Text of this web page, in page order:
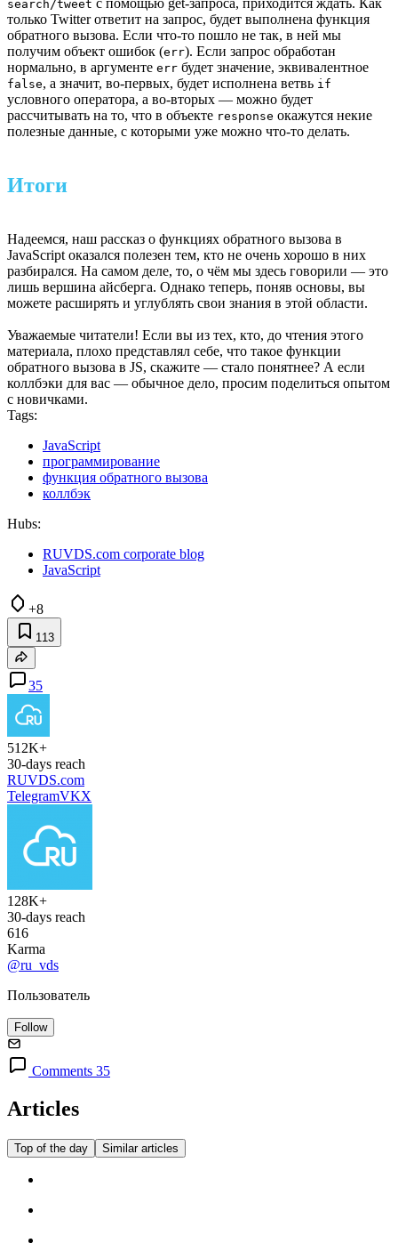
search/tweet с помощью get-запроса, приходится ждать. Как
только Twitter ответит на запрос, будет выполнена функция
обратного вызова. Если что-то пошло не так, в ней мы
получим объект ошибок (err). Если запрос обработан
нормально, в аргументе err будет значение, эквивалентное
false, а значит, во-первых, будет исполнена ветвь if
условного оператора, а во-вторых — можно будет
рассчитывать на то, что в объекте response окажутся некие
полезные данные, с которыми уже можно что-то делать.
Итоги
Надеемся, наш рассказ о функциях обратного вызова в
JavaScript оказался полезен тем, кто не очень хорошо в них
разбирался. На самом деле, то, о чём мы здесь говорили — это
лишь вершина айсберга. Однако теперь, поняв основы, вы
можете расширять и углублять свои знания в этой области.
Уважаемые читатели! Если вы из тех, кто, до чтения этого
материала, плохо представлял себе, что такое функции
обратного вызова в JS, скажите — стало понятнее? А если
коллбэки для вас — обычное дело, просим поделиться опытом
с новичками.
Tags:
JavaScript
программирование
функция обратного вызова
коллбэк
Hubs:
RUVDS.com corporate blog
JavaScript
+8
113
35
512K+
30-days reach
RUVDS.com
TelegramVKX
128K+
30-days reach
616
Karma
@ru_vds
Пользователь
Follow
Comments 35
Articles
Top of the day Similar articles